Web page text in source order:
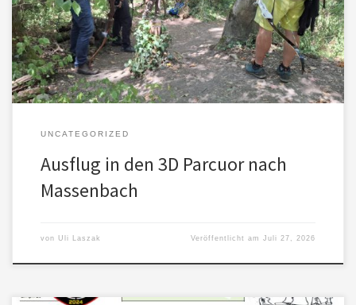
unserem Bogenplatz…
UNCATEGORIZED
Ausflug in den 3D Parcuor nach
Massenbach
von Uli Laszak Veröffentlicht amJuli 27, 2026